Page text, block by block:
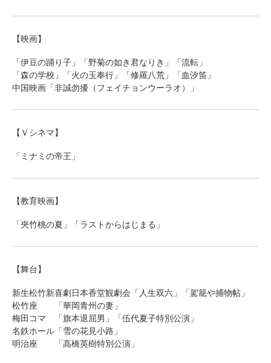
【映画】
「伊豆の踊り子」「野菊の如き君なりき」「流転」
「森の学校」「火の玉奉行」「修羅八荒」「血汐笛」
中国映画「非誠勿擾（フェイチョンウーラオ）」
【Ｖシネマ】
「ミナミの帝王」
【教育映画】
「夾竹桃の夏」「ラストからはじまる」
【舞台】
新生松竹新喜劇日本香堂観劇会「人生双六」「駕籠や捕物帖」
松竹座 「華岡青州の妻」
梅田コマ 「旗本退屈男」「伍代夏子特別公演」
名鉄ホール「雪の花見小路」
明治座 「高橋英樹特別公演」